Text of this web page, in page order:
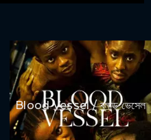
Blood Vessel / ব্লাড ভেসেল